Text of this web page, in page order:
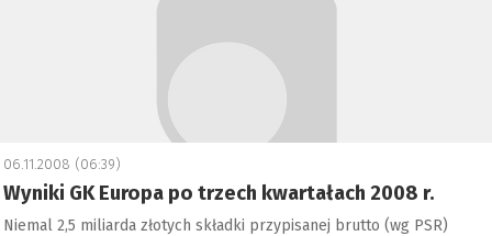
06.11.2008 (06:39)
Wyniki GK Europa po trzech kwartałach 2008 r.
Niemal 2,5 miliarda złotych składki przypisanej brutto (wg PSR)